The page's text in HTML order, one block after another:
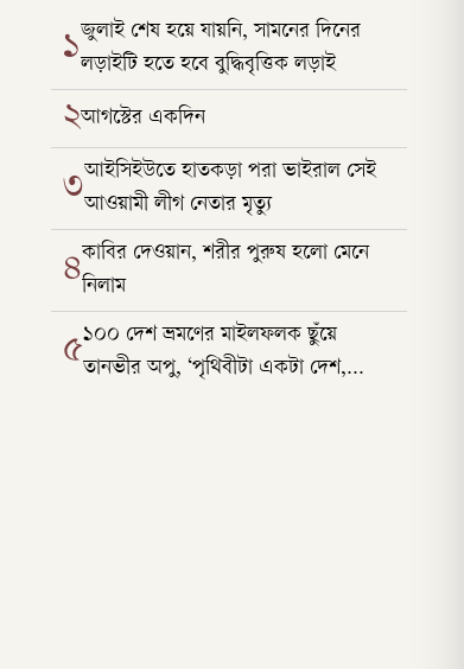
১জুলাই শেষ হয়ে যায়নি, সামনের দিনের
লড়াইটি হতে হবে বুদ্ধিবৃত্তিক লড়াই
২আগস্টের একদিন
৩আইসিইউতে হাতকড়া পরা ভাইরাল সেই
আওয়ামী লীগ নেতার মৃত্যু
৪কাবির দেওয়ান, শরীর পুরুষ হলো মেনে
নিলাম
৫১০০ দেশ ভ্রমণের মাইলফলক ছুঁয়ে
তানভীর অপু, ‘পৃথিবীটা একটা দেশ,